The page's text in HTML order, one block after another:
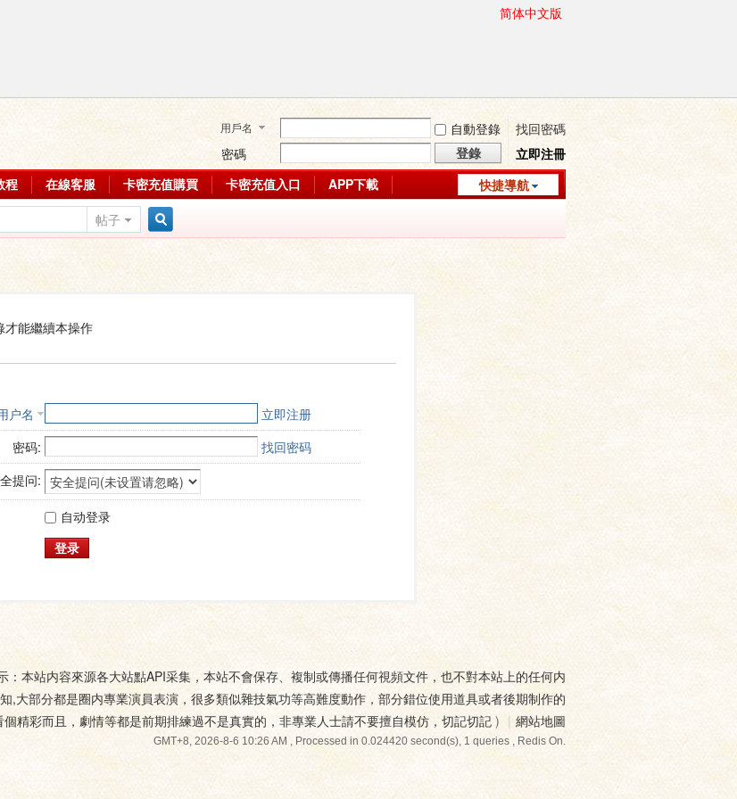
简体中文版
用戶名 自動登錄
找回密碼
密碼
登錄
立即注冊
快捷導航
程 在線客服 卡密充值購買 卡密充值入口
APP下載
帖子
才能繼續本操作
户名
立即注册
密码:
找回密码
提问:
自动登录
登录
：本站内容來源各大站點API采集，本站不會保存、複制或傳播任何視頻文件，也不對本站上的任何内
,大部分都是圈内專業演員表演，很多類似雜技氣功等高難度動作，部分錯位使用道具或者後期制作的
個精彩而且，劇情等都是前期排練過不是真實的，非專業人士請不要擅自模仿，切記切記 ) | 網站地圖
GMT+8, 2026-8-6 10:26 AM, Processed in 0.024420 second(s), 1 queries , Redis On.